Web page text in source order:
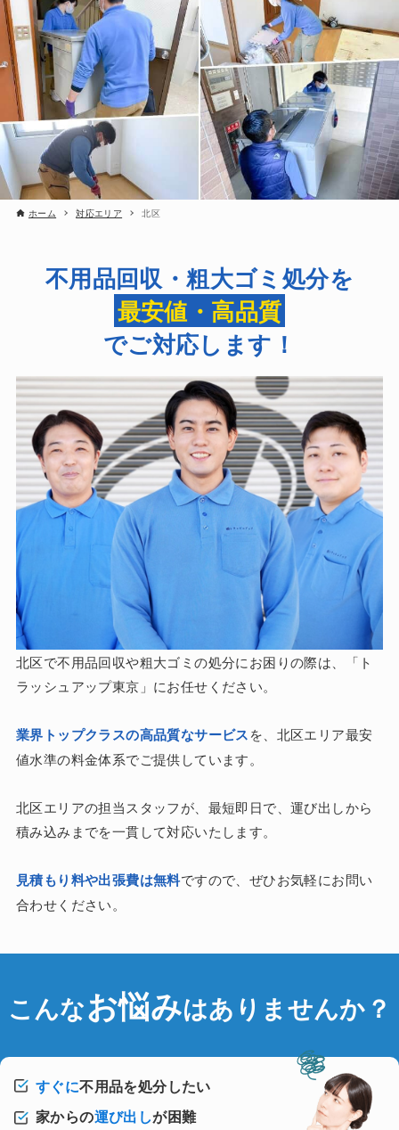
ホーム 対応エリア 北区
不用品回収・粗大ゴミ処分を
最安値・高品質
でご対応します！
北区で不用品回収や粗大ゴミの処分にお困りの際は、「ト
ラッシュアップ東京」にお任せください。
業界トップクラスの高品質なサービスを、北区エリア最安
値水準の料金体系でご提供しています。
北区エリアの担当スタッフが、最短即日で、運び出しから
積み込みまでを一貫して対応いたします。
見積もり料や出張費は無料ですので、ぜひお気軽にお問い
合わせください。
こんなお悩みはありませんか？
すぐに不用品を処分したい
家からの運び出しが困難